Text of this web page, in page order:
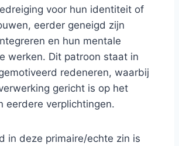
voor hun identiteit of
eerder geneigd zijn
en hun mentale
werken. Dit patroon staat in
redeneren, waarbij
gericht is op het
eerdere verplichtingen.
in deze primaire/echte zin is